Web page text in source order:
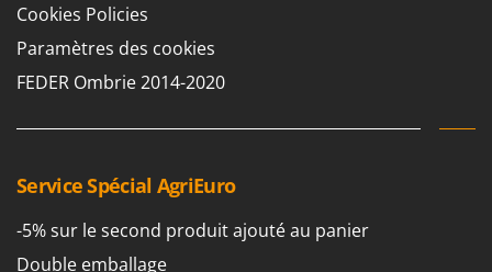
Cookies Policies
Paramètres des cookies
FEDER Ombrie 2014-2020
Service Spécial AgriEuro
-5% sur le second produit ajouté au panier
Double emballage